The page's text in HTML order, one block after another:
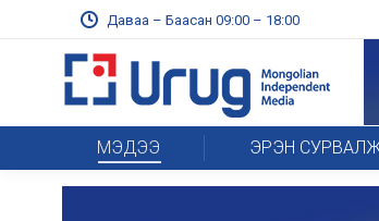
Даваа – Баасан 09:00 – 18:00
МЭДЭЭ ЭРЭН